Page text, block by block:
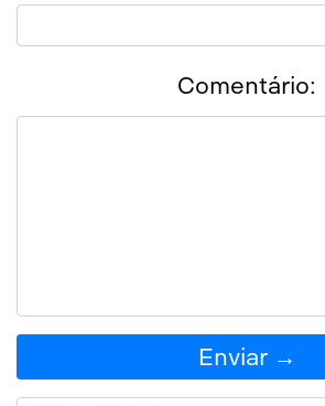
Comentário:
Enviar →